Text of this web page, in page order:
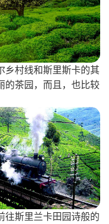
乡村线和斯里斯卡的其
的茶园，而且，也比较
往斯里兰卡田园诗般的